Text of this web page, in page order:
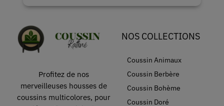
Profitez de nos
merveilleuses housses de
coussins multicolores, pour
NOS COLLECTIONS
Coussin Animaux
Coussin Berbère
Coussin Bohème
Coussin Doré